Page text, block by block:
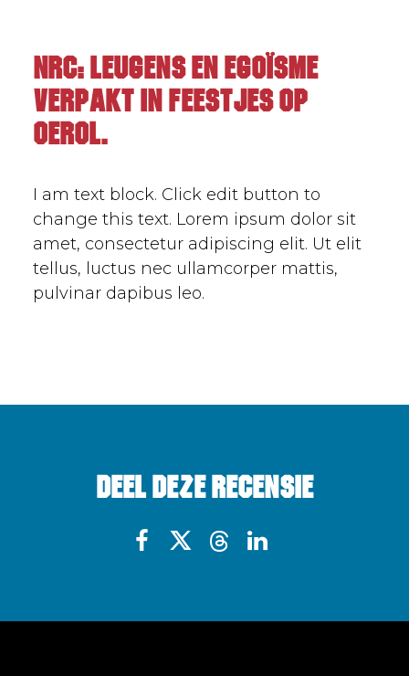
NRC: Leugens en egoïsme
verpakt in feestjes op
Oerol.
I am text block. Click edit button to
change this text. Lorem ipsum dolor sit
amet, consectetur adipiscing elit. Ut elit
tellus, luctus nec ullamcorper mattis,
pulvinar dapibus leo.
Deel deze recensie